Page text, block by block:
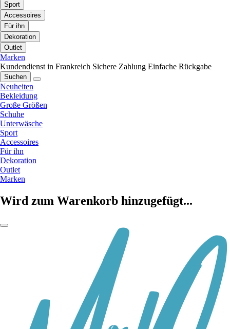
Sport
Accessoires
Für ihn
Dekoration
Outlet
Marken
Kundendienst in Frankreich Sichere Zahlung Einfache Rückgabe
Suchen
Neuheiten
Bekleidung
Große Größen
Schuhe
Unterwäsche
Sport
Accessoires
Für ihn
Dekoration
Outlet
Marken
Wird zum Warenkorb hinzugefügt...